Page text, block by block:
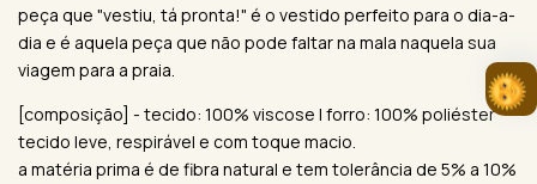
peça que "vestiu, tá pronta!" é o vestido perfeito para o dia-a-
dia e é aquela peça que não pode faltar na mala naquela sua
viagem para a praia.
[composição] - tecido: 100% viscose | forro: 100% poliéster
tecido leve, respirável e com toque macio.
a matéria prima é de fibra natural e tem tolerância de 5% a 10%